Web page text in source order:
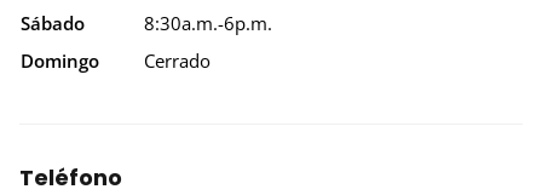
Sábado
8:30a.m.-6p.m.
Domingo
Cerrado
Teléfono